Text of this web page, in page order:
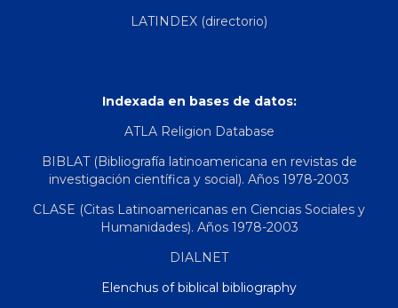
LATINDEX (directorio)
Indexada en bases de datos:
ATLA Religion Database
BIBLAT (Bibliografía latinoamericana en revistas de
investigación científica y social). Años 1978-2003
CLASE (Citas Latinoamericanas en Ciencias Sociales y
Humanidades). Años 1978-2003
DIALNET
Elenchus of biblical bibliography